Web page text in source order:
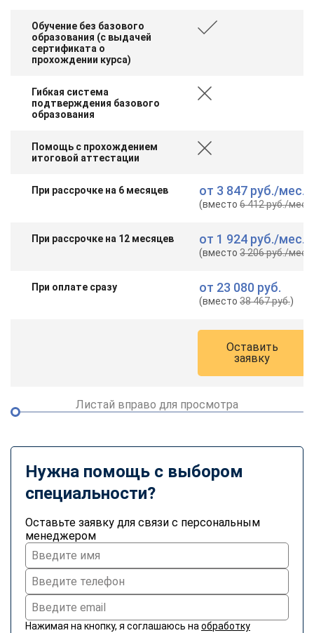
Обучение без базового
образования (с выдачей
сертификата о
прохождении курса)
Гибкая система
подтверждения базового
образования
Помощь с прохождением
итоговой аттестации
При рассрочке на 6 месяцев от 3 847 руб./мес.
(вместо6 412 руб./мес.
При рассрочке на 12 месяцев от 1 924 руб./мес.
(вместо3 206 руб./мес.
При оплате сразу от 23 080 руб.
(вместо38 467 руб.)
Оставить
заявку
Листай вправо для просмотра
Нужна помощь с выбором
специальности?
Оставьте заявку для связи с персональным
менеджером
Нажимая на кнопку, я соглашаюсь на обработку